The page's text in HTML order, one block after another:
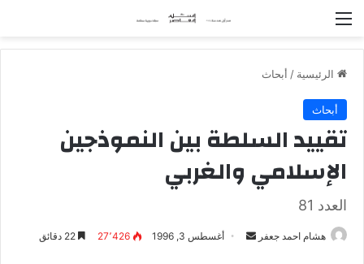
الرئيسية / أبحاث
أبحاث
تقييد السلطة بين النموذجين
الإسلامي والغربي
العدد 81
هشام احمد جعفر أغسطس 3, 1996 27٬426